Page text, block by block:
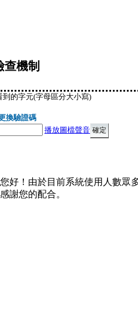
查機制
的字元(字母區分大小寫)
換驗證碼
播放圖檔聲音
好！由於目前系統使用人數眾
謝您的配合。